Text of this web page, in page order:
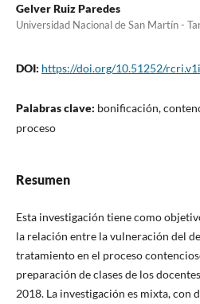
Gelver Ruiz Paredes
Universidad Nacional de San Martín -
DOI: https://doi.org/10.51252/
Palabras clave: bonificación,
proceso
Resumen
Esta investigación tiene como
la relación entre la vulneración del
tratamiento en el proceso
preparación de clases de los
2018. La investigación es mixta, con